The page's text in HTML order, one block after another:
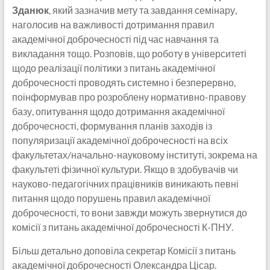
Зданюк, який зазначив мету та завдання семінару,
наголосив на важливості дотримання правил
академічної доброчесності під час навчання та
викладання тощо. Розповів, що роботу в університеті
щодо реалізації політики з питань академічної
доброчесності проводять системно і безперервно,
поінформував про розроблену нормативно-правову
базу, опитування щодо дотримання академічної
доброчесності, формування планів заходів із
популяризації академічної доброчесності на всіх
факультетах/начально-науковому інституті, зокрема на
факультеті фізичної культури. Якщо в здобувачів чи
науково-педагогічних працівників виникають певні
питання щодо порушень правил академічної
доброчесності, то вони завжди можуть звернутися до
комісії з питань академічної доброчесності К-ПНУ.
Більш детально доповіла секретар Комісії з питань
академічної доброчесності Олександра Цісар.